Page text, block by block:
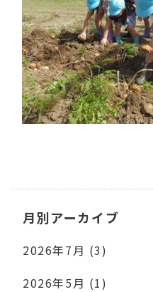
月別アーカイブ
2026年7月 (3)
2026年5月 (1)